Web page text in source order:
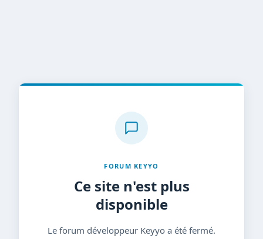
FORUM KEYYO
Ce site n'est plus
disponible
Le forum développeur Keyyo a été fermé.